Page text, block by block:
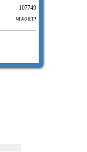
107749
9892632